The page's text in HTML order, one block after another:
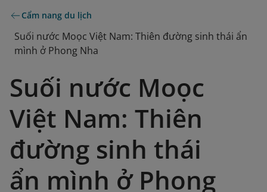
Cẩm nang du lịch
Suối nước Moọc Việt Nam: Thiên đường sinh thái ẩn
mình ở Phong Nha
Suối nước Moọc
Việt Nam: Thiên
đường sinh thái
ẩn mình ở Phong